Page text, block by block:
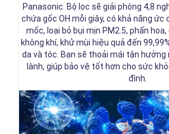
Panasonic. Bộ lọc sẽ giải phóng 4,8
chứa gốc OH mỗi giây, có khả năng ức
mốc, loại bỏ bụi mịn PM2.5, phấn
không khí, khử mùi hiệu quả đến
da và tóc. Bạn sẽ thoải mái tận
lành, giúp bảo vệ tốt hơn cho sức
đình.